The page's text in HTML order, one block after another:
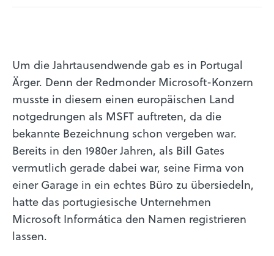
Um die Jahrtausendwende gab es in Portugal
Ärger. Denn der Redmonder Microsoft-Konzern
musste in diesem einen europäischen Land
notgedrungen als MSFT auftreten, da die
bekannte Bezeichnung schon vergeben war.
Bereits in den 1980er Jahren, als Bill Gates
vermutlich gerade dabei war, seine Firma von
einer Garage in ein echtes Büro zu übersiedeln,
hatte das portugiesische Unternehmen
Microsoft Informática den Namen registrieren
lassen.